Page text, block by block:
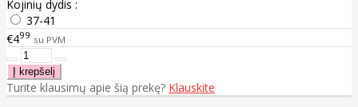
Kojinių dydis :
37-41
€499 su PVM
Turite klausimų apie šią prekę? Klauskite